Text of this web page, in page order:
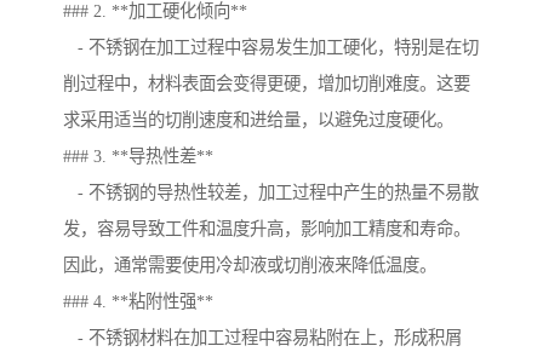
### 2. **加工硬化倾向**
- 不锈钢在加工过程中容易发生加工硬化，特别是在切
削过程中，材料表面会变得更硬，增加切削难度。这要
求采用适当的切削速度和进给量，以避免过度硬化。
### 3. **导热性差**
- 不锈钢的导热性较差，加工过程中产生的热量不易散
发，容易导致工件和温度升高，影响加工精度和寿命。
因此，通常需要使用冷却液或切削液来降低温度。
### 4. **粘附性强**
- 不锈钢材料在加工过程中容易粘附在上，形成积屑